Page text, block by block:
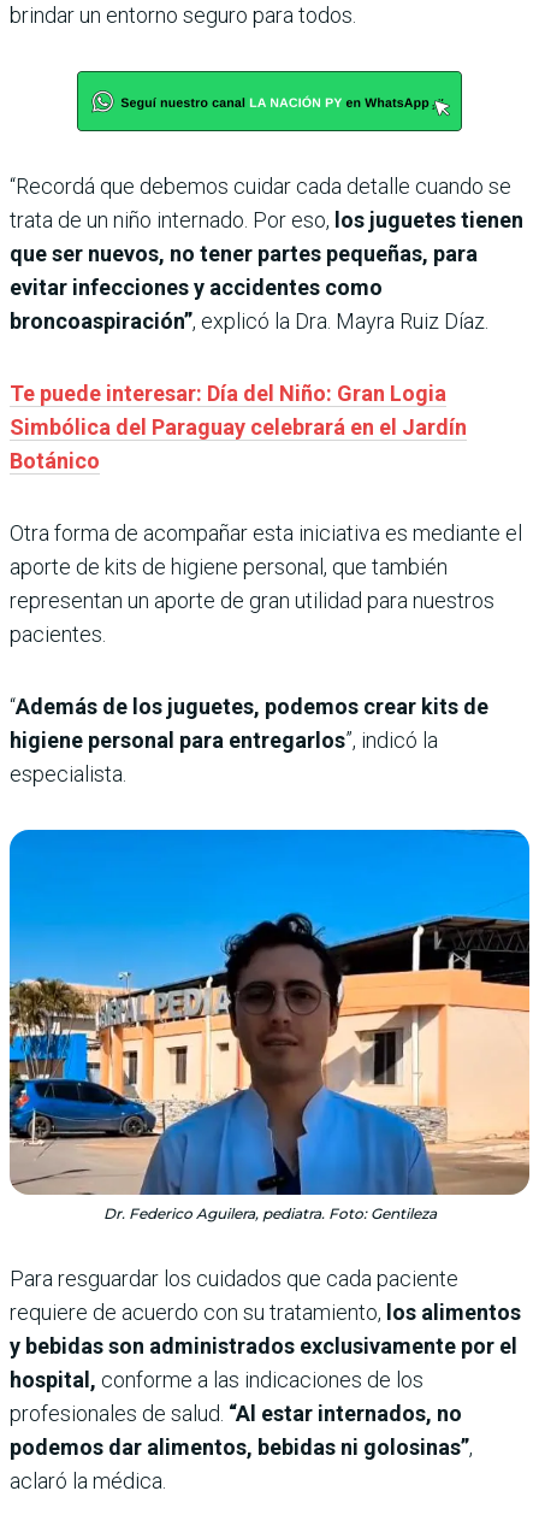
brindar un entorno seguro para todos.
“Recordá que debemos cuidar cada detalle cuando se
trata de un niño internado. Por eso, los juguetes tienen
que ser nuevos, no tener partes pequeñas, para
evitar infecciones y accidentes como
broncoaspiración”, explicó la Dra. Mayra Ruiz Díaz.
Te puede interesar: Día del Niño: Gran Logia
Simbólica del Paraguay celebrará en el Jardín
Botánico
Otra forma de acompañar esta iniciativa es mediante el
aporte de kits de higiene personal, que también
representan un aporte de gran utilidad para nuestros
pacientes.
“Además de los juguetes, podemos crear kits de
higiene personal para entregarlos”, indicó la
especialista.
Dr. Federico Aguilera, pediatra. Foto: Gentileza
Para resguardar los cuidados que cada paciente
requiere de acuerdo con su tratamiento, los alimentos
y bebidas son administrados exclusivamente por el
hospital, conforme a las indicaciones de los
profesionales de salud. “Al estar internados, no
podemos dar alimentos, bebidas ni golosinas”,
aclaró la médica.